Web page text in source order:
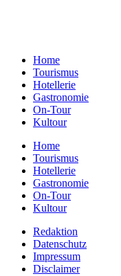
Home
Tourismus
Hotellerie
Gastronomie
On-Tour
Kultour
Home
Tourismus
Hotellerie
Gastronomie
On-Tour
Kultour
Redaktion
Datenschutz
Impressum
Disclaimer